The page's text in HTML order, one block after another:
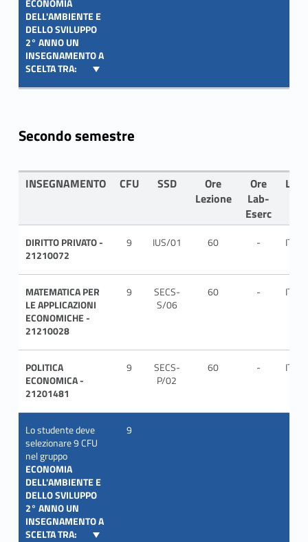
ECONOMIA
DELL'AMBIENTE E
DELLO SVILUPPO
2° ANNO UN
INSEGNAMENTO A
SCELTA TRA:
Secondo semestre
INSEGNAMENTO CFU SSD
Ore
Lezione
Ore
Lab-
Eserc
DIRITTO PRIVATO -
21210072
9 IUS/01 60 - ITA
MATEMATICA PER
LE APPLICAZIONI
ECONOMICHE -
21210028
9
SECS-
S/06
60 - ITA
POLITICA
ECONOMICA -
21201481
9
SECS-
P/02
60 - ITA
Lo studente deve
selezionare 9 CFU
nel gruppo
ECONOMIA
DELL'AMBIENTE E
DELLO SVILUPPO
2° ANNO UN
INSEGNAMENTO A
SCELTA TRA:
9